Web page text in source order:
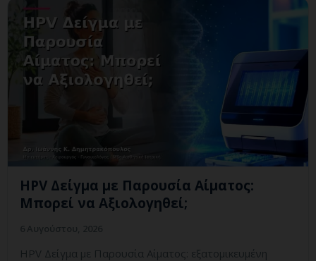
HPV Δείγμα με Παρουσία Αίματος:
Μπορεί να Αξιολογηθεί;
HPV Δείγμα με Παρουσία Αίματος: εξατομικευμένη